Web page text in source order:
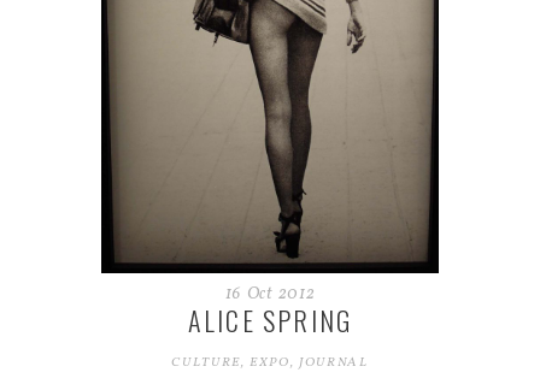
16 Oct 2012
ALICE SPRING
CULTURE,EXPO,JOURNAL